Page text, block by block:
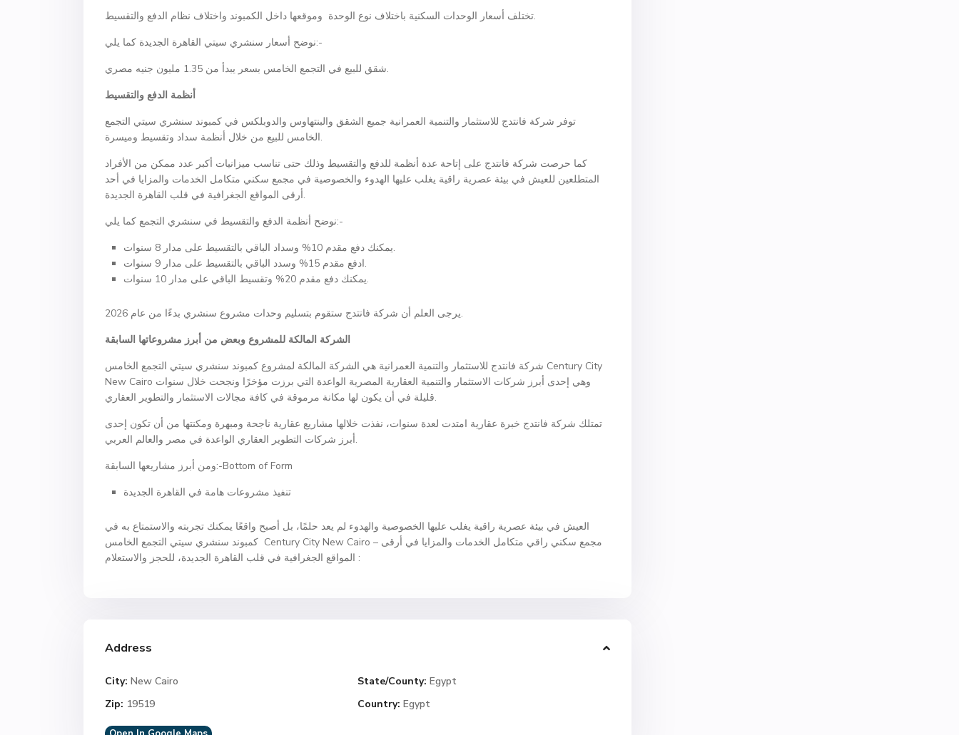
تختلف أسعار الوحدات السكنية باختلاف نوع الوحدة وموقعها داخل الكمبوند واختلاف نظام الدفع والتقسيط.
نوضح أسعار سنشري سيتي القاهرة الجديدة كما يلي:-
شقق للبيع في التجمع الخامس بسعر يبدأ من 1.35 مليون جنيه مصري.
أنظمة الدفع والتقسيط
توفر شركة فانتدج للاستثمار والتنمية العمرانية جميع الشقق والبنتهاوس والدوبلكس في كمبوند سنشري سيتي التجمع
الخامس للبيع من خلال أنظمة سداد وتقسيط وميسرة.
كما حرصت شركة فانتدج على إتاحة عدة أنظمة للدفع والتقسيط وذلك حتى تناسب ميزانيات أكبر عدد ممكن من الأفراد
المتطلعين للعيش في بيئة عصرية راقية يغلب عليها الهدوء والخصوصية في مجمع سكني متكامل الخدمات والمزايا في أحد
أرقى المواقع الجغرافية في قلب القاهرة الجديدة.
نوضح أنظمة الدفع والتقسيط في سنشري التجمع كما يلي:-
يمكنك دفع مقدم 10% وسداد الباقي بالتقسيط على مدار 8 سنوات.
ادفع مقدم 15% وسدد الباقي بالتقسيط على مدار 9 سنوات.
يمكنك دفع مقدم 20% وتقسيط الباقي على مدار 10 سنوات.
يرجى العلم أن شركة فانتدج ستقوم بتسليم وحدات مشروع سنشري بدءًا من عام 2026.
الشركة المالكة للمشروع وبعض من أبرز مشروعاتها السابقة
شركة فانتدج للاستثمار والتنمية العمرانية هي الشركة المالكة لمشروع كمبوند سنشري سيتي التجمع الخامس Century City
New Cairo وهي إحدى أبرز شركات الاستثمار والتنمية العقارية المصرية الواعدة التي برزت مؤخرًا ونجحت خلال سنوات
قليلة في أن يكون لها مكانة مرموقة في كافة مجالات الاستثمار والتطوير العقاري.
تمتلك شركة فانتدج خبرة عقارية امتدت لعدة سنوات، نفذت خلالها مشاريع عقارية ناجحة ومبهرة ومكنتها من أن تكون إحدى
أبرز شركات التطوير العقاري الواعدة في مصر والعالم العربي.
ومن أبرز مشاريعها السابقة:-Bottom of Form
تنفيذ مشروعات هامة في القاهرة الجديدة
العيش في بيئة عصرية راقية يغلب عليها الخصوصية والهدوء لم يعد حلمًا، بل أصبح واقعًا يمكنك تجربته والاستمتاع به في
كمبوند سنشري سيتي التجمع الخامس Century City New Cairo – مجمع سكني راقي متكامل الخدمات والمزايا في أرقى
المواقع الجغرافية في قلب القاهرة الجديدة، للحجز والاستعلام :
Address
City: New Cairo State/County: Egypt
Zip: 19519 Country: Egypt